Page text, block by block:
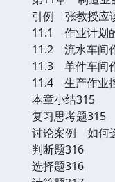
引例 张教授应
11.1 作业计划
11.2 流水车间
11.3 单件车间
11.4 生产作业
本章小结315
复习思考题315
讨论案例 如何
判断题316
选择题316